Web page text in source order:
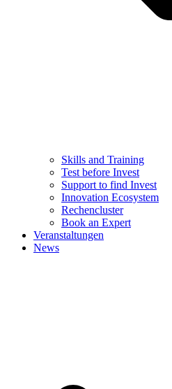
Skills and Training
Test before Invest
Support to find Invest
Innovation Ecosystem
Rechencluster​
Book an Expert
Veranstaltungen
News